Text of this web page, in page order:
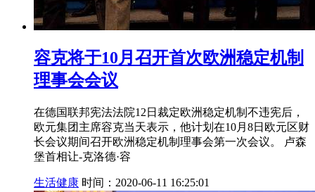
容克将于10月召开首次欧洲稳定机制
理事会会议
在德国联邦宪法法院12日裁定欧洲稳定机制不违宪后，
欧元集团主席容克当天表示，他计划在10月8日欧元区财
长会议期间召开欧洲稳定机制理事会第一次会议。 卢森
堡首相让-克洛德·容
生活健康 时间：2020-06-11 16:25:01